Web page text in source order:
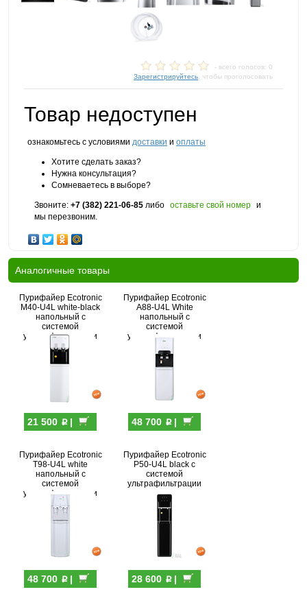
- всего голосов: 0
Зарегистрируйтесь , чтобы проголосовать
Товар недоступен
ознакомьтесь с условиями доставки и оплаты
Хотите сделать заказ?
Нужна консультация?
Сомневаетесь в выборе?
Звоните: +7 (382) 221-06-85 либо оставьте свой номер и
мы перезвоним.
Аналогичные товары
Пурифайер Ecotronic
M40-U4L white-black
напольный с
системой
ультрафильтрации
21 500 p|
Пурифайер Ecotronic
A88-U4L White
напольный с
системой
ультрафильтрации
48 700 p|
Пурифайер Ecotronic
T98-U4L white
напольный с
системой
ультрафильтрации
48 700 p|
Пурифайер Ecotronic
P50-U4L black с
системой
ультрафильтрации
28 600 p|